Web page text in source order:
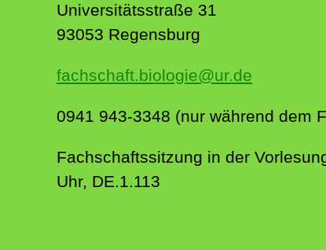
Universitätsstraße 31
93053 Regensburg
fachschaft.biologie@ur.de
0941 943-3348 (nur während dem
Fachschaftssitzung in der
Uhr, DE.1.113